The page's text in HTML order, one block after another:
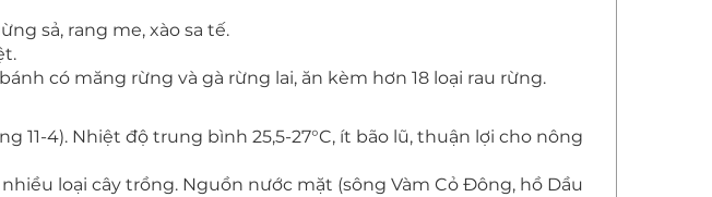
sả, rang me, xào sa tế.
có măng rừng và gà rừng lai, ăn kèm hơn 18 loại rau rừng.
11-4). Nhiệt độ trung bình 25,5-27°C, ít bão lũ, thuận lợi cho nông
loại cây trồng. Nguồn nước mặt (sông Vàm Cỏ Đông, hồ Dầu